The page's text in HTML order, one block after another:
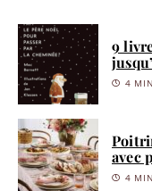
9
4 MIN
avec
4 MIN